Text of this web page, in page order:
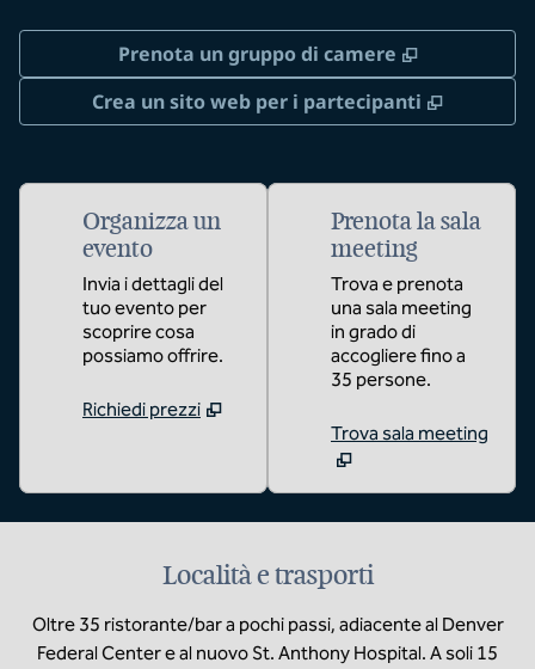
Prenota un gruppo di camere ,
Crea un sito web per i partecipanti
,
Organizza un
evento
Invia i dettagli del
tuo evento per
scoprire cosa
possiamo offrire.
Richiedi prezzi
Prenota la sala
meeting
Trova e prenota
una sala meeting
in grado di
accogliere fino a
35 persone.
Trova sala meeting
Località e trasporti
Oltre 35 ristorante/bar a pochi passi, adiacente al Denver
Federal Center e al nuovo St. Anthony Hospital. A soli 15